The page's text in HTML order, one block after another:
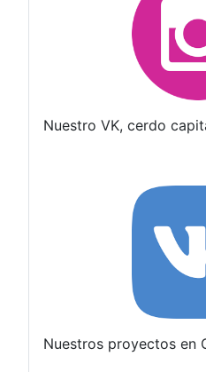
Nuestro VK, cerdo
Nuestros proyectos en